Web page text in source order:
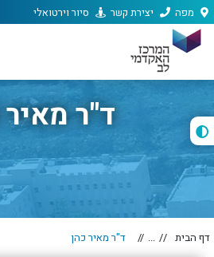
מפה יצירת קשר סיור וירטואלי
ד"ר
דף הבית ... ד"ר מאיר כהן